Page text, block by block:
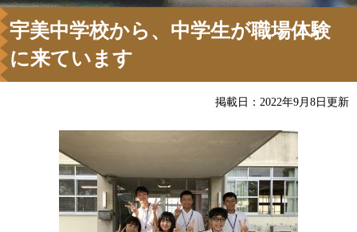
宇美中学校から、中学生が職場体験
に来ています
掲載日：2022年9月8日更新